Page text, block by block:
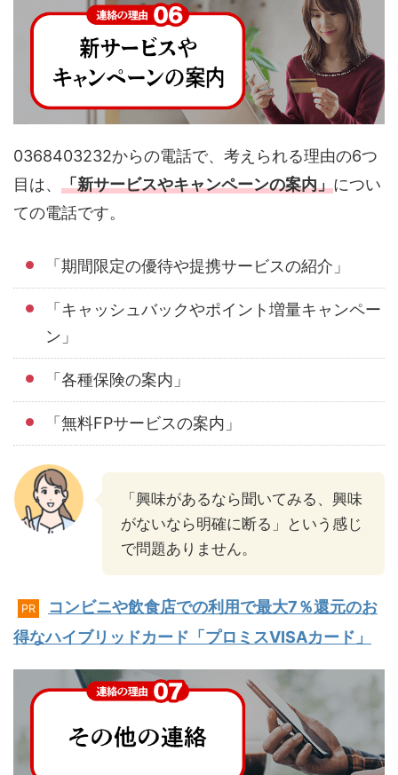
0368403232からの電話で、考えられる理由の6つ
目は、 「新サービスやキャンペーンの案内」につい
ての電話です。
「期間限定の優待や提携サービスの紹介」
「キャッシュバックやポイント増量キャンペー
ン」
「各種保険の案内」
「無料FPサービスの案内」
「興味があるなら聞いてみる、興味
がないなら明確に断る」という感じ
で問題ありません。
PR
コンビニや飲食店での利用で最大7％還元のお
得なハイブリッドカード「プロミスVISAカード」